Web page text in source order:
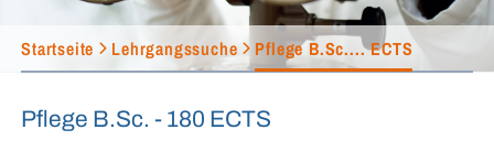
Startseite Lehrgangssuche Pflege B.Sc.... ECTS
Pflege B.Sc. - 180 ECTS